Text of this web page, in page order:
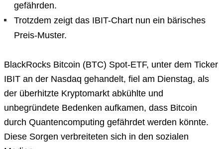
gefährden.
Trotzdem zeigt das IBIT-Chart nun ein bärisches
Preis-Muster.
BlackRocks Bitcoin (BTC) Spot-ETF, unter dem Ticker
IBIT an der Nasdaq gehandelt, fiel am Dienstag, als
der überhitzte Kryptomarkt abkühlte und
unbegründete Bedenken aufkamen, dass Bitcoin
durch Quantencomputing gefährdet werden könnte.
Diese Sorgen verbreiteten sich in den sozialen